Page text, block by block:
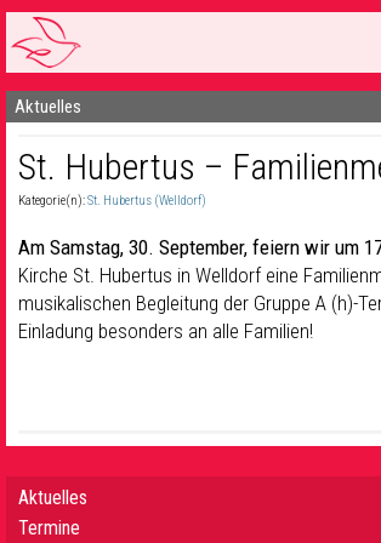
Startseite
1 Pfarrei
16 Gemeinden & mehr
Gottesdienste & Sinnsuche
Sakramente & Feste
Aktuelles
St. Hubertus –
Kategorie(n):St. Hubertus (Welldorf)
Am Samstag, 30. September, feiern wir um
Kirche St. Hubertus in Welldorf eine
musikalischen Begleitung der Gruppe A (h)-
Einladung besonders an alle Familien!
Aktuelles
Termine